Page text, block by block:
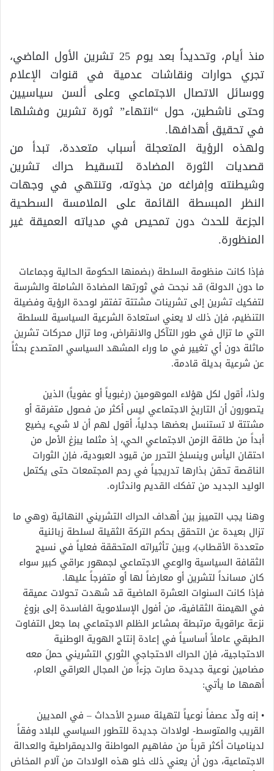
منذ أيام، وتحديداً بعد يوم 25 تشرين الأول الماضي،
تجري حوارات ونقاشات عدمية في قنوات الإعلام
ووسائل الاتصال الاجتماعي وعلى ألسن سياسيين
وحتى ناشطين، حول “انتهاء” ثورة تشرين وفشلها
في تحقيق أهدافها.
ولهذه الرؤية المتعجلة أسباب متعددة، تبدأ من
قصديات الثورة المضادة لتسقيط حراك تشرين
وشيطنته وإفراغه من جذوته، وتنتهي في وجهات
النظر المبسطة القائمة على الملامسة السطحية
الجزعة للحدث دون تمحيص في مدياته العميقة غير
المنظورة.
فإذا كانت منظومة السلطة (بضمنها الحكومة الحالية وجماعات
ما دون الدولة) قد نجحت في ثورتها المضادة الشاملة والشرسة
لتفكيك تشرين إلى تشرينات مشتتة تفتقر لوحدة الرؤية وفضيلة
التنظيم، فإن ذلك لا يعني استعادة الشرعية السياسية للسلطة
التي ما تزال في طور التآكل والانقراض، وما تزال محركات تشرين
ماثلة دون أي تغيير في ما وراء المشهد السياسي المتصدع بحثاً
عن شرعية بديلة قادمة.
ولذا، أقول لكل هؤلاء الموهومين (رغبوياً أو عفوياً) الذين
يتصورون أن التاريخ الاجتماعي ليس أكثر من فصول متفرقة أو
مشتتة لا تستنسل بعضها جدلياً، أقول لهم أن لا شيء يضيع
أبداً من طاقة الزمن الاجتماعي الحي، إذ مثلما يبزغ الأمل من
احتقان اليأس وينسلخ التحرر من قيود العبودية، فإن الثورات
الناقصة تحقن بذارها تدريجياً في رحم المجتمعات حتى يكتمل
الوليد الجديد من تفكك القديم واندثاره.
وهنا يجب التمييز بين أهداف الحراك التشريني النهائية (وهي ما
تزال بعيدة عن التحقق بحكم التركة الثقيلة لسلطة زبائنية
متعددة الأقطاب)، وبين تأثيراته المتحققة فعلياً في نسيج
الثقافة السياسية والوعي الاجتماعي لجمهور عراقي كبير سواء
كان مسانداً لتشرين أو معارضاً لها أو متفرجاً عليها.
فإذا كانت السنوات العشرة الماضية قد شهدت تحولات عميقة
في الهيمنة الثقافية، من أفول الإسلاموية الفاسدة إلى بزوغ
نزعة عراقوية مرتبطة بمشاعر الظلم الاجتماعي بما جعل التفاوت
الطبقي عاملاً أساسياً في إعادة إنتاج الهوية الوطنية
الاحتجاجية، فإن الحراك الاحتجاجي الثوري التشريني حملَ معه
مضامين نوعية جديدة صارت جزءاً من المجال العراقي العام،
أهمها ما يأتي:
• إنه ولّد عصفاً نوعياً لتهيئة مسرح الأحداث – في المديين
القريب والمتوسط- لولادات جديدة للتطور السياسي للبلاد وفقاً
لديناميات أكثر قرباً من مفاهيم المواطنة والديمقراطية والعدالة
الاجتماعية، دون أن يعني ذلك خلو هذه الولادات من آلام المخاض